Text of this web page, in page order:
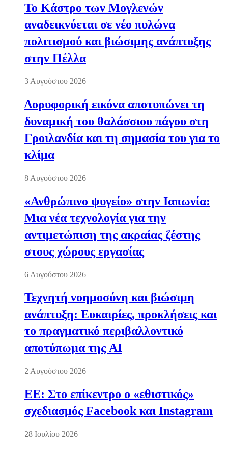
Το Κάστρο των Μογλενών
αναδεικνύεται σε νέο πυλώνα
πολιτισμού και βιώσιμης ανάπτυξης
στην Πέλλα
3 Αυγούστου 2026
Δορυφορική εικόνα αποτυπώνει τη
δυναμική του θαλάσσιου πάγου στη
Γροιλανδία και τη σημασία του για το
κλίμα
8 Αυγούστου 2026
«Ανθρώπινο ψυγείο» στην Ιαπωνία:
Μια νέα τεχνολογία για την
αντιμετώπιση της ακραίας ζέστης
στους χώρους εργασίας
6 Αυγούστου 2026
Τεχνητή νοημοσύνη και βιώσιμη
ανάπτυξη: Ευκαιρίες, προκλήσεις και
το πραγματικό περιβαλλοντικό
αποτύπωμα της AI
2 Αυγούστου 2026
ΕΕ: Στο επίκεντρο ο «εθιστικός»
σχεδιασμός Facebook και Instagram
28 Ιουλίου 2026